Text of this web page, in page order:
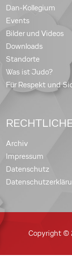
Dan-Kollegium
Events
Bilder und Videos
Downloads
Standorte
Was ist Judo?
Für Respekt und
Archiv
Impressum
Datenschutz
Copyright ©